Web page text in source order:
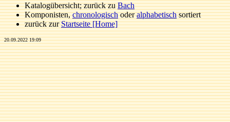
Katalogübersicht; zurück zuBach
Komponisten,chronologischoderalphabetischsortiert
zurück zurStartseite [Home]
20.09.2022 19:09